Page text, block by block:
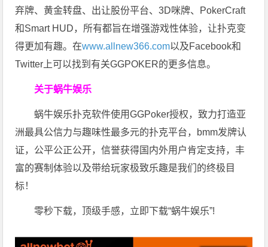
弃牌、黄金转盘、出让股份平台、3D咪牌、PokerCraft
和Smart HUD，所有都旨在增强游戏性体验，让扑克变
得更加有趣。在www.allnew366.com以及Facebook和
Twitter上可以找到有关GGPOKER的更多信息。
关于蜗牛娱乐
蜗牛娱乐扑克软件使用GGPoker授权，致力打造亚
洲最具公信力与趣味性最多元的扑克平台，bmm发牌认
证，公平公正公开，信誉获得国内外用户肯定支持，丰
富的赛制体验以及带给玩家极致乐趣是我们的终极目
标！
零秒下载，顶级手感，立即下载“蜗牛娱乐”!